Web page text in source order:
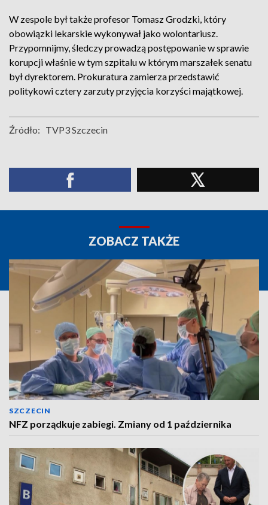
W zespole był także profesor Tomasz Grodzki, który
obowiązki lekarskie wykonywał jako wolontariusz.
Przypomnijmy, śledczy prowadzą postępowanie w sprawie
korupcji właśnie w tym szpitalu w którym marszałek senatu
był dyrektorem. Prokuratura zamierza przedstawić
politykowi cztery zarzuty przyjęcia korzyści majątkowej.
Źródło: TVP3 Szczecin
ZOBACZ TAKŻE
SZCZECIN
NFZ porządkuje zabiegi. Zmiany od 1 października